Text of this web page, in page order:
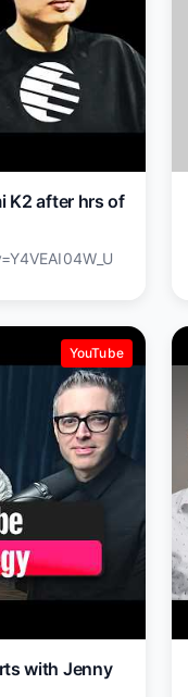
K2 after hrs of
YouTube
with Jenny